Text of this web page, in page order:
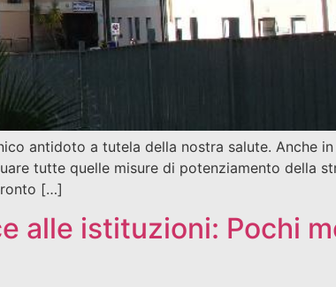
antidoto a tutela della nostra salute. Anche
tutte quelle misure di potenziamento della
[…]
alle istituzioni: Pochi